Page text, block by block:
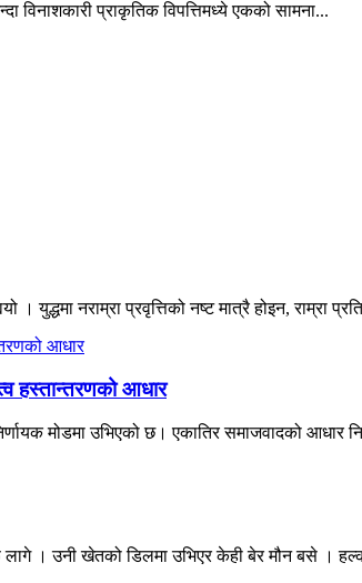
प्राकृतिक विपत्तिमध्ये एकको सामना...
युद्धमा नराम्रा प्रवृत्तिको नष्ट मात्रै होइन, राम्रा
हस्तान्तरणको आधार
मोडमा उभिएको छ। एकातिर समाजवादको आधार
लागे । उनी खेतको डिलमा उभिएर केही बेर मौन बसे ।